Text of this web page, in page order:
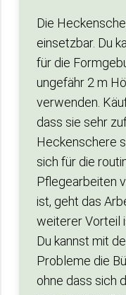
Die
einsetzbar. Du
für die
ungefähr 2 m
verwenden.
dass sie sehr
Heckenschere
sich für die
Pflegearbeiten
ist, geht das
weiterer Vorteil
Du kannst mit
Probleme die
ohne dass sich